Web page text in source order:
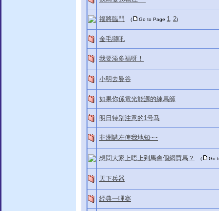
福將臨門 ( Go to Page 1 2)
金毛獅吼
我要添多福呀！
小明去曼谷
如果你係電光能源的練馬師
明日特别注意的1号马
非洲講左俾我地知~~
想問大家上唔上到馬會個網買馬？ ( Go
天下兵器
经典一哩赛